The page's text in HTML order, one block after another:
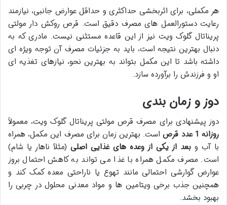
هر مکملی، برای اثربخشی حداکثری و حداقل عوارض جانبی، نیازمند
رعایت دستورالعمل های مصرف دقیق است. قرص روکش دار مولتی
پریناتال گلوک ویت نیز از این قاعده مستثنی نیست. مادری که به
دنبال بهترین نتیجه است، باید به جزئیات مصرف آن توجه ویژه ای
داشته باشد تا این مکمل بتواند به بهترین نحو، نیازهای تغذیه ای
او و فرزندش را برآورده سازد.
دوز و زمان بندی
دوز پیشنهادی برای مصرف قرص مولتی پریناتال گلوک ویت، معمولاً
روزانه 1 عدد قرص
است. بهترین زمان برای مصرف این مکمل، همراه
با آب و بعد از یکی از وعده های غذایی اصلی (مثلاً ناهار یا شام)
است. مصرف مکمل همراه با غذا می تواند به کاهش احتمال بروز
عوارض گوارشی احتمالی مانند تهوع یا ناراحتی معده کمک کند و
همچنین جذب برخی ویتامین ها و مواد معدنی محلول در چربی را
بهبود بخشد.